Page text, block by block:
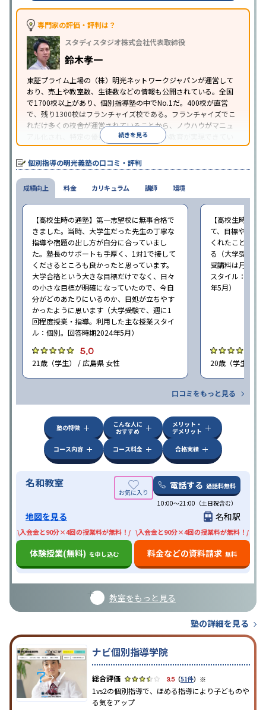
特徴
中高一貫校生に対応
の振替可能 不登校生に対応
を利用オンライン対応1科目から受講可能
習のみの受講可
り
※2023年3月調査。小学校高学年の個別指導塾アンケート調査方法を参
専門家の評価・評判は？
スタディスタジオ株式会社代表取締役
鈴木孝一
東証プライム上場の（株）明光ネットワークジャパンが運営して
おり、売上や教室数、生徒数などの情報も公開されている。全国
で1700校以上があり、個別指導塾の中でNo.1だ。400校が直営
で、残り1300校はフランチャイズ校である。フランチャイズでこ
れだけ多くの校舎が運営されていることから、ノウハウがマニュ
アル化され、特定の優秀な人材に依存しない教育が実現できてい
ることが推測される。
続きを見る
個別指導の明光義塾の口コミ・評判
成績向上
【高校生時の通塾】第一志望校に無事合格で
きました。当時、大学生だった先生の丁寧な
指導や宿題の出し方が自分に合っていまし
た。塾長のサポートも手厚く、1対1で接して
くださるところも良かったと思っています。
大学合格という大きな目標だけでなく、日々
の小さな目標が明確になっていたので、今自
分がどのあたりにいるのか、目処が立ちやす
かったように思います（大学受験で、週に1
回程度授業・指導。利用した主な授業スタイ
ル：個別。回答時期2024年5月）
5.0
21歳（学生） / 広島県 女性
【高校生時の通
て、目標や勉強
くれたことが、
る（大学受験で
受講料は月
スタイル：個別
年5月）
20歳（学生） /
口コミをもっと見る
料金 カリキュラム 講師 環境
塾の特徴
こんな人に
おすすめ
メリット・
デメリット
コース内容
コース料金 合格実績
名和教室 電話する 通話料無料
10:00〜21:00（土日祝含む）
地図を見る 名和駅
\入会金と90分×4回の授業料が無料！/
体験授業(無料) を申し込む
\入会金と90分×4回の授業料が無料！/
料金などの資料請求 無料
教室をもっと見る
塾の詳細を見る
ナビ個別指導学院
3.5（51件） ※
1vs2の個別指導で、ほめる指導により子どものや
る気をアップ